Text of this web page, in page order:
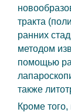
тракта
ранних
методом
помощью
также
Кроме